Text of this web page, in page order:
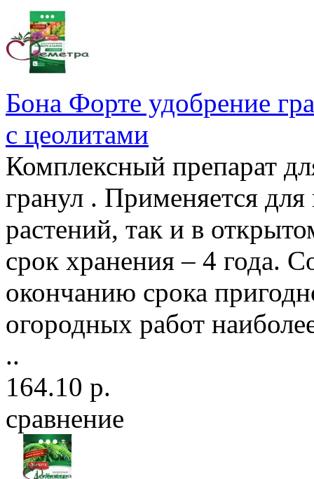
Бона Форте удобрение
с цеолитами
Комплексный препарат
гранул . Применяется
растений, так и в
срок хранения – 4 года.
окончанию срока
огородных работ
..
164.10 р.
сравнение